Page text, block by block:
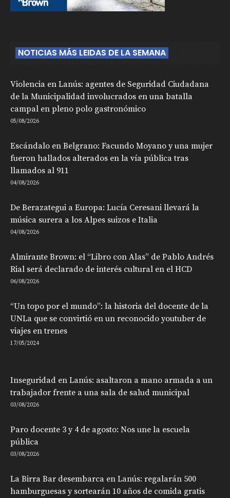
NOTICIAS MÁS LEIDAS DE LA SEMANA
Violencia en Lanús: agentes de Seguridad Ciudadana
de la Municipalidad involucrados en una batalla
campal en pleno polo gastronómico
05/08/2026
Escándalo en Belgrano: Facundo Moyano y una mujer
fueron hallados alterados en la vía pública tras
llamados al 911
04/08/2026
De Berazategui a Europa: Lucía Ceresani llevará la
música surera a los Alpes suizos e Italia
04/08/2026
Almirante Brown: el “Libro con Alas” de Pablo Andrés
Rial será declarado de interés cultural en el HCD
06/08/2026
“Un topo por el mundo”: la historia del docente de la
UNLa que se convirtió en un reconocido youtuber de
viajes en trenes
17/05/2024
Inseguridad en Lanús: asaltaron a mano armada a un
trabajador frente a una sala de salud municipal
03/08/2026
Paro docente 3 y 4 de agosto: Nos une la escuela
pública
03/08/2026
La Birra Bar desembarca en Lanús: regalarán 500
hamburguesas y sortearán 10 años de comida gratis